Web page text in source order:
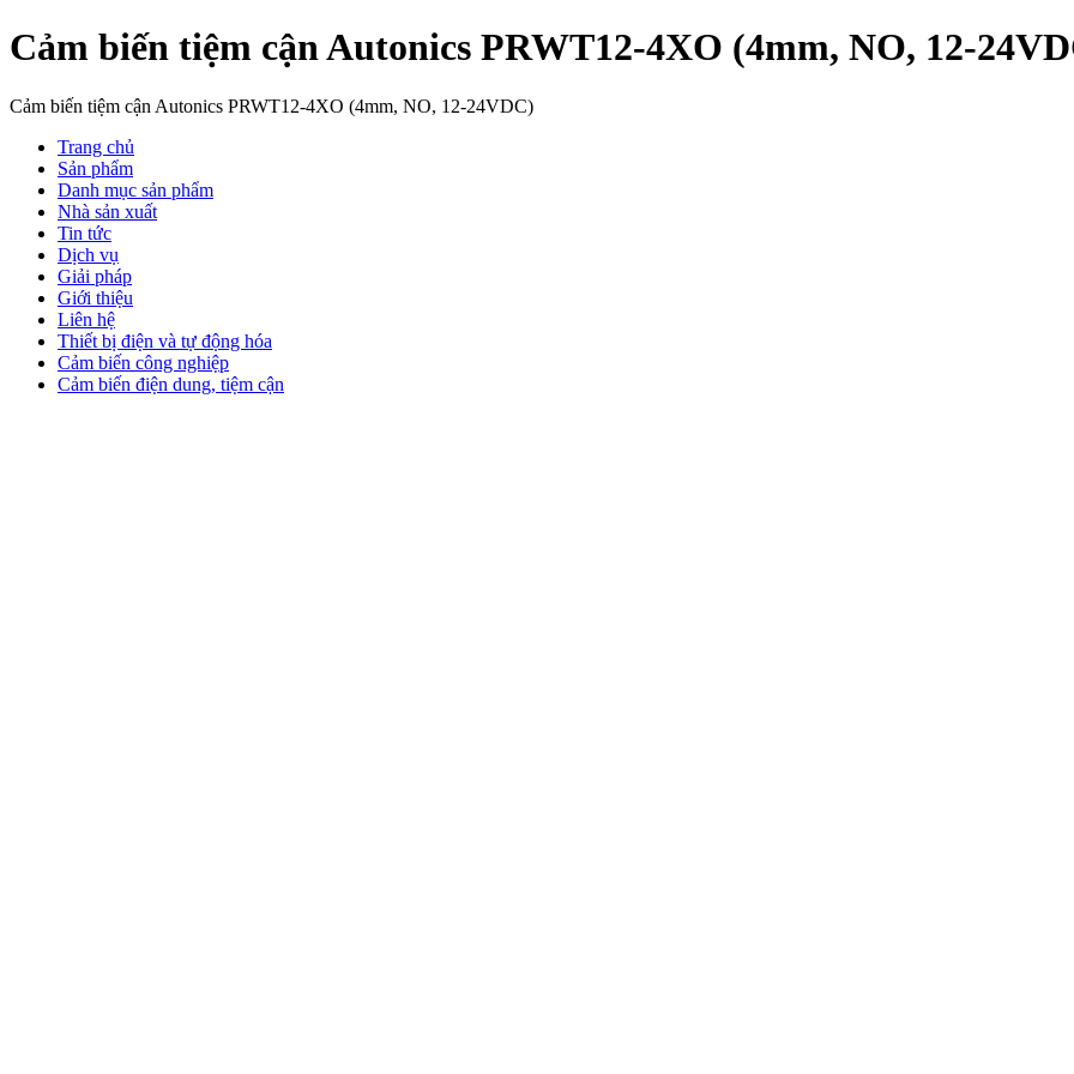
Cảm biến tiệm cận Autonics PRWT12-4XO (4mm, NO, 12-
Cảm biến tiệm cận Autonics PRWT12-4XO (4mm, NO, 12-24VDC)
Trang chủ
Sản phẩm
Danh mục sản phẩm
Nhà sản xuất
Tin tức
Dịch vụ
Giải pháp
Giới thiệu
Liên hệ
Thiết bị điện và tự động hóa
Cảm biến công nghiệp
Cảm biến điện dung, tiệm cận